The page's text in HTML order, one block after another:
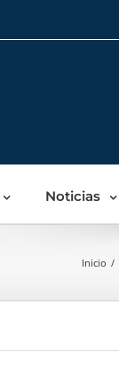
Noticias
Inicio /